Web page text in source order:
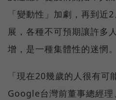
「變動性」加劇，再到近
展，各種不可預期讓許多
增，是一種集體性的迷惘。
「現在20幾歲的人很有可
Google台灣前董事總經